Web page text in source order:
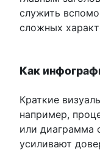
служить
сложных
Как
Краткие
например,
или диаграмма
усиливают